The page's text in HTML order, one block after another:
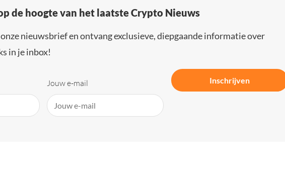
de hoogte van het laatste Crypto Nieuws
nieuwsbrief en ontvang exclusieve, diepgaande informatie over
in je inbox!
Jouw e-mail Inschrijven